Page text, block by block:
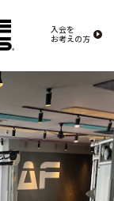
入会を
お考えの方